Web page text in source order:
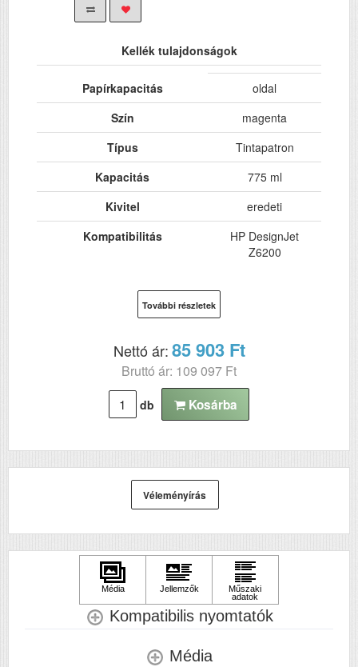
Kellék tulajdonságok
Papírkapacitás
oldal
Szín
magenta
Típus
Tintapatron
Kapacitás
775 ml
Kivitel
eredeti
Kompatibilitás
HP DesignJet
Z6200
További részletek
Nettó ár:85 903 Ft
Bruttó ár: 109 097 Ft
db Kosárba
Véleményírás
Kompatibilis nyomtatók
Média